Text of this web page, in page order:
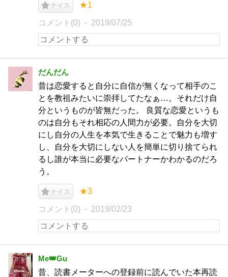
ナイス ★1
コメント(0) 2019/07/25
だんだん
昔は恋愛すると自分に自信が無くなって相手のこ
とを教祖みたいに崇拝してたなぁ…。それだけ自
分というものが皆無だった。 良質な恋愛というも
のは自分もそれ相応の人間力が必要。自分を大切
にし自分の人生を本気で生きることで魅力も増す
し、自分を大切にしない人を簡単に切り捨てられ
るし誰が本当に必要なパートナーかわかるのだろ
う。
ナイス ★3
コメント(0) 2019/02/23
Me👑Gu
昔、読書メーターへの登録前に読んでいた本再読